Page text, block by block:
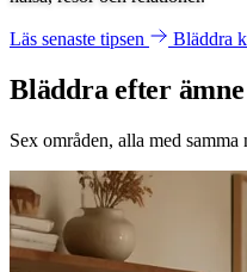
Läs senaste tipsen Bläddra
Bläddra efter ämne
Sex områden, alla med